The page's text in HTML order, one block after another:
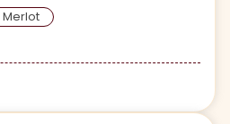
Merlot